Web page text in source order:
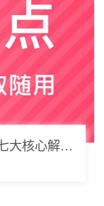
弘齐法点｜《商业秘密保护规定》七大核心解读，浅谈企业商业秘密合规管理新思路